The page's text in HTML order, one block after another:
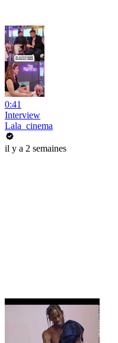
0:41
Interview
Lala_cinema
il y a 2 semaines